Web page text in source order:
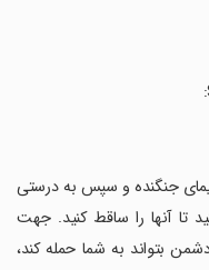
جنگنده و سپس به درستی
تا آنها را ساقط کنید. جهت
بتواند به شما حمله کند،